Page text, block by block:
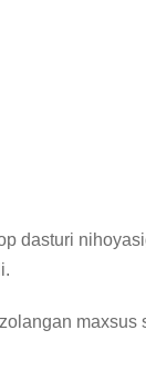
dasturi
maxsus